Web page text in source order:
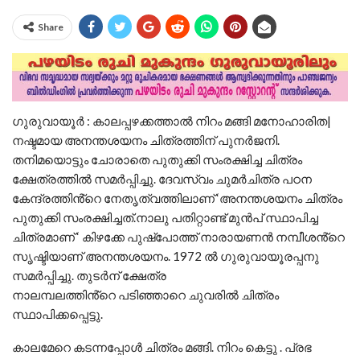
Share
ഗുരുവായൂർ : കാലപ്പഴക്കത്താൽ നിറം മങ്ങി മനോഹാരിത|
നഷ്ടമായ അനന്തശയനം ചിത്രത്തിന് പുനർജനി.
തനിമയൊട്ടും ചോരാതെ പുതുക്കി സംരക്ഷിച്ച ചിത്രം
ക്ഷേത്രത്തിൽ സമർപ്പിച്ചു. ദേവസ്വം ചുമർചിത്ര പഠന
കേന്ദ്രത്തിൻ്റെ നേതൃത്വത്തിലാണ് ‘അനന്തശയനം ചിത്രം
പുതുക്കി സംരക്ഷിച്ചത്.നാലു പതിറ്റാണ്ട് മുൻപ് സ്ഥാപിച്ച
ചിത്രമാണ് ‘ കിഴക്കേ പുഷ്പോത്ത് നാരായണൻ നമ്പീശൻ്റെ
സൃഷ്ടിയാണ് അനന്തശയനം. 1972 ൽ ഗുരുവായൂരപ്പനു
സമർപ്പിച്ചു. തുടർന് ക്ഷേത്ര
നാലമ്പലത്തിൻ്റെ പടിഞ്ഞാറെ ചുവരിൽ ചിത്രം
സ്ഥാപിക്കപ്പെട്ടു.
കാലമേറെ കടന്നപ്പോൾ ചിത്രം മങ്ങി. നിറം കെട്ടു . പ്രഭ